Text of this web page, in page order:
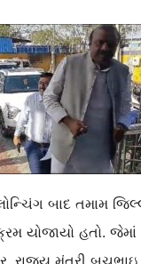
બાદ તમામ
યોજાયો હતો.